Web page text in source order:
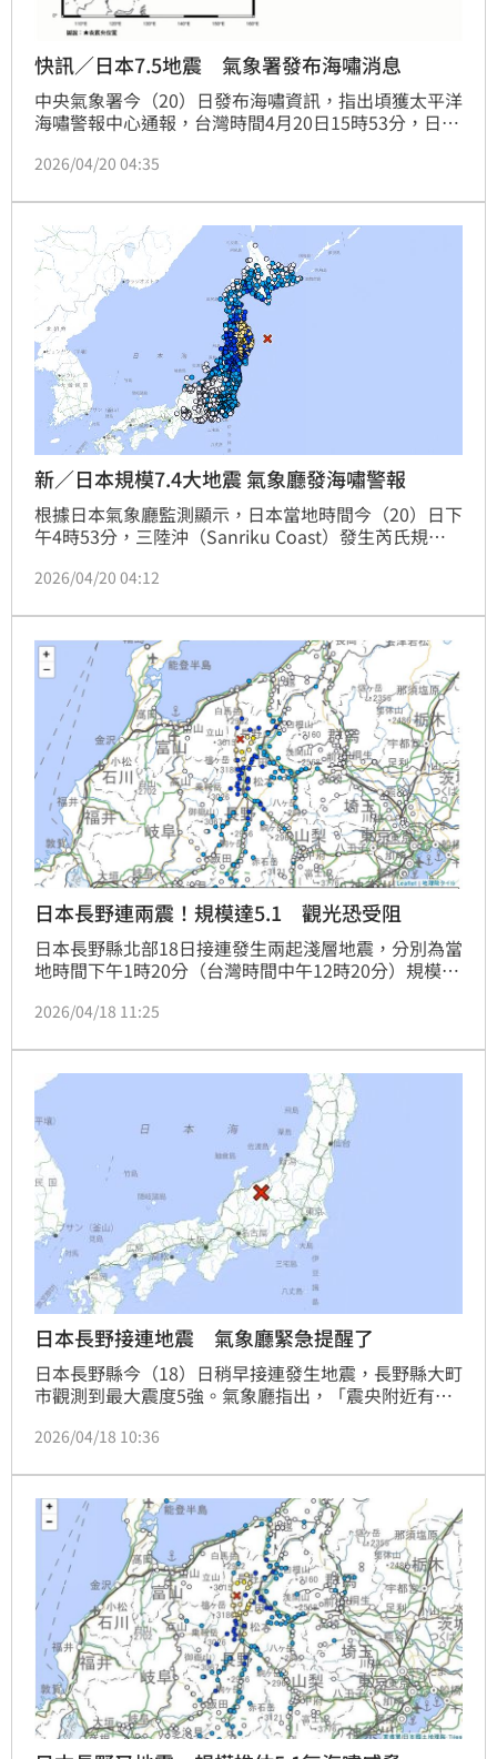
快訊／日本7.5地震 氣象署發布海嘯消息
中央氣象署今（20）日發布海嘯資訊，指出頃獲太平洋
海嘯警報中心通報，台灣時間4月20日15時53分，日本
143.30度、北緯39.90度，該中心研判可能在太平洋地
影響，隨時提供最新資訊。根據日本氣象廳觀測，稍早
將地震規模上修至7.5。
2026/04/20 04:35
新／日本規模7.4大地震 氣象廳發海嘯警報
根據日本氣象廳監測顯示，日本當地時間今（20）日下
午4時53分，三陸沖（Sanriku Coast）發生芮氏規模
晃，日本氣象廳隨後也發布海嘯警報。
2026/04/20 04:12
日本長野連兩震！規模達5.1 觀光恐受阻
日本長野縣北部18日接連發生兩起淺層地震，分別為當
地時間下午1時20分（台灣時間中午12時20分）規模
5.1，兩起地震震源深度皆約10公里，最大震度分別達5
縣北部，均無引發海嘯風險。
2026/04/18 11:25
日本長野接連地震 氣象廳緊急提醒了
日本長野縣今（18）日稍早接連發生地震，長野縣大町
市觀測到最大震度5強。氣象廳指出，「震央附近有活
晃」，呼籲民眾留意。
2026/04/18 10:36